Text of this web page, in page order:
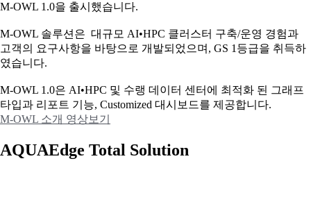
M-OWL 1.0을 출시했습니다.
M-OWL 솔루션은 대규모 AI•HPC 클러스터 구축/운영 경험과
고객의 요구사항을 바탕으로 개발되었으며, GS 1등급을 취득하
였습니다.
M-OWL 1.0은 AI•HPC 및 수랭 데이터 센터에 최적화 된 그래프
타입과 리포트 기능, Customized 대시보드를 제공합니다.
M-OWL 소개 영상보기
AQUAEdge Total Solution